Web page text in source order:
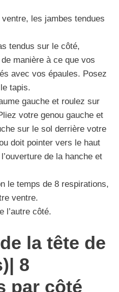
les jambes tendues
tendus sur le côté,
manière à ce que vos
avec vos épaules. Posez
tapis.
gauche et roulez sur
votre genou gauche et
sur le sol derrière votre
doit pointer vers le haut
de la hanche et
le temps de 8 respirations,
ventre.
l’autre côté.
la tête de
8
par côté